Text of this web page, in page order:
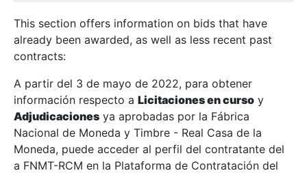
Show/Hide
Show/Hide
This section offers information on bids that have
already been awarded, as well as less recent past
contracts:
A partir del 3 de mayo de 2022, para obtener
información respecto a Licitaciones en curso y
Adjudicaciones ya aprobadas por la Fábrica
Nacional de Moneda y Timbre - Real Casa de la
Moneda, puede acceder al perfil del contratante del
a FNMT-RCM en la Plataforma de Contratación del